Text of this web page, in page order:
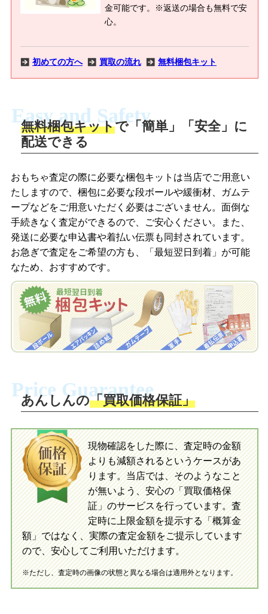
金可能です。※返送の場合も無料で安
心。
初めての方へ 買取の流れ 無料梱包キット
商品撮影
商品を撮影して、査定フォームから画像
を送信します。
梱包キットをメールで申し込み
査定結果をメールで確認し、梱包キット
を申し込みます。梱包キットは送料無料
でお届けします。
自宅でおもちゃを発送・梱包
梱包キットに同封する発送ガイドの手順
送。当店へ無料で発送いただけます。
入金完了
当店に査定したおもちゃがご到着後、ご
指定の口座に即日入金可能です。
買取の流れ 写真の撮影方法
LINEの友だち追加・査定画像を送信
「ジョニージョイLINE査定」を友だちに
追加し、スマートフォンなどのカメラで
撮影したおもちゃの写真をトーク中に送
梱包キットをLINEで申し込み
査定結果をLINEで確認し、梱包キットを
申し込みます。梱包キットは送料無料で
お届けします。
自宅でおもちゃを発送・梱包
ださい。お電話にて集荷依頼を行い発
送。当店へ無料で発送いただけます。
当店に査定したおもちゃがご到着後、ご
指定の口座に即日入金可能です。
初めての方へ LINE査定の流れ 写真の撮影方法
Easy and Safety
無料梱包キットで「簡単」「安全」に
配送できる
おもちゃ査定の際に必要な梱包キットは当店でご用意い
たしますので、梱包に必要な段ボールや緩衝材、ガムテ
ープなどをご用意いただく必要はございません。面倒な
手続きなく査定ができるので、ご安心ください。また、
発送に必要な申込書や着払い伝票も同封されています。
お急ぎで査定をご希望の方も、「最短翌日到着」が可能
なため、おすすめです。
Price Guarantee
あんしんの「買取価格保証」
現物確認をした際に、査定時の金額
よりも減額されるというケースがあ
ります。当店では、そのようなこと
が無いよう、安心の「買取価格保
証」のサービスを行っています。査
定時に上限金額を提示する「概算金
額」ではなく、実際の査定金額をご提示しています
ので、安心してご利用いただけます。
※ただし、査定時の画像の状態と異なる場合は適用外となります。